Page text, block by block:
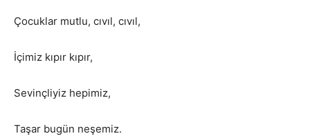
Çocuklar mutlu, cıvıl, cıvıl,
İçimiz kıpır kıpır,
Sevinçliyiz hepimiz,
Taşar bugün neşemiz.